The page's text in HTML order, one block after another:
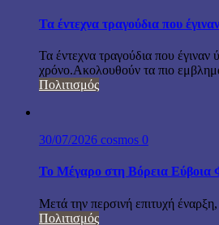
Τα έντεχνα τραγούδια που
Τα έντεχνα τραγούδια που έγιναν
χρόνο.Ακολουθούν τα πιο
Πολιτισμός
30/07/2026 cosmos 0
Το Μέγαρο στη Βόρεια Εύβοια
Μετά την περσινή επιτυχή
Πολιτισμός